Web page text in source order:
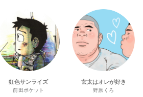
虹色サンライズ
前田ポケット
玄太はオレが好き
野原くろ